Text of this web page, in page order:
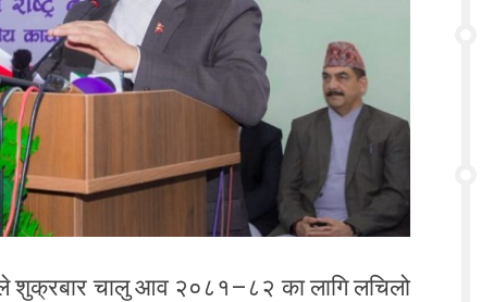
शुक्रबार चालु आव २०८१–८२ का लागि लचिलो